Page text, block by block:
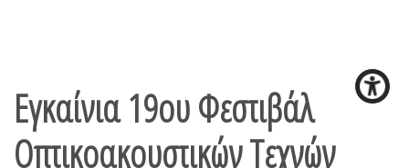
Εγκαίνια 19ου Φεστιβάλ
Οπτικοακουστικών Τεχνών